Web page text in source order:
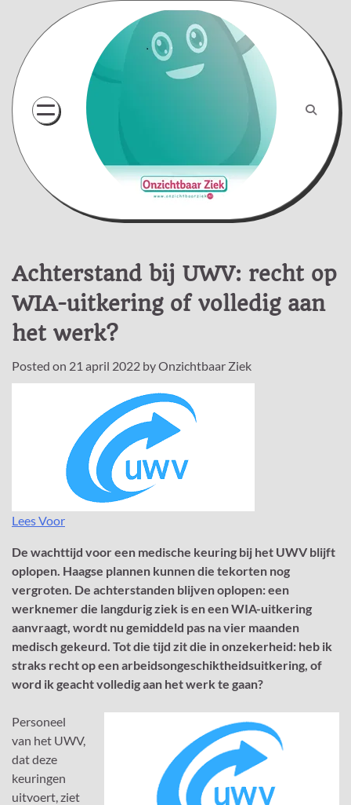
content
Achterstand bij UWV: recht op
WIA-uitkering of volledig aan
het werk?
Posted on 21 april 2022 byOnzichtbaar Ziek
Lees Voor
De wachttijd voor een medische keuring bij het UWV blijft
oplopen. Haagse plannen kunnen die tekorten nog
vergroten. De achterstanden blijven oplopen: een
werknemer die langdurig ziek is en een WIA-uitkering
aanvraagt, wordt nu gemiddeld pas na vier maanden
medisch gekeurd. Tot die tijd zit die in onzekerheid: heb ik
straks recht op een arbeidsongeschiktheidsuitkering, of
word ik geacht volledig aan het werk te gaan?
Personeel
van het UWV,
dat deze
keuringen
uitvoert, ziet